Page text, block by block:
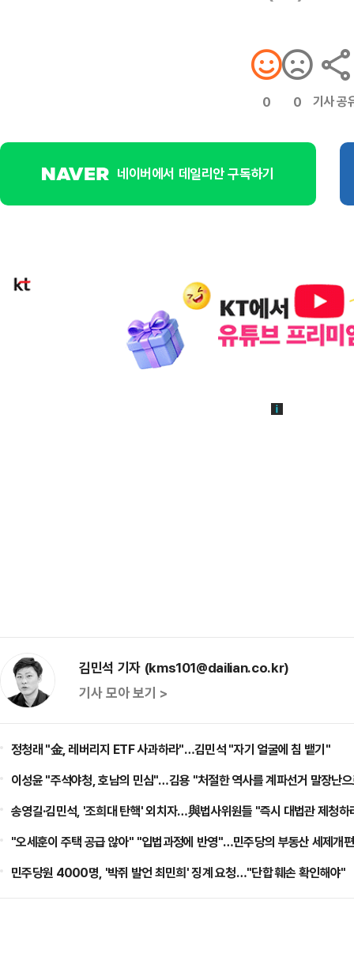
0 0 기사 공
네이버에서 데일리안 구독하기
김민석 기자 (kms101@dailian.co.kr)
기사 모아 보기 >
정청래 "金, 레버리지 ETF 사과하라"…김민석 "자기 얼굴에 침 뱉기"
이성윤 "주석야청, 호남의 민심"…김용 "처절한 역사를 계파선거 말장난
송영길·김민석, '조희대 탄핵' 외치자…與법사위원들 "즉시 대법관 제청하
"오세훈이 주택 공급 않아" "입법과정에 반영"…민주당의 부동산 세제개
민주당원 4000명, '박쥐 발언 최민희' 징계 요청…"단합 훼손 확인해야"